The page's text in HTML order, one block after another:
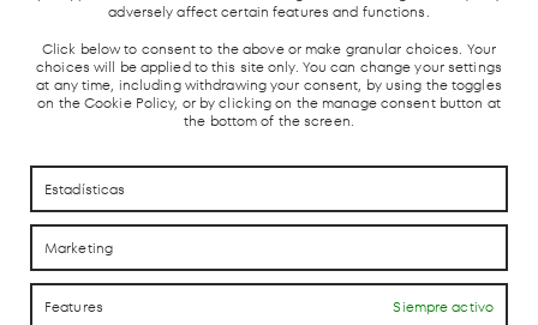
adversely affect certain features and functions.
Click below to consent to the above or make granular choices. Your
choices will be applied to this site only. You can change your settings
at any time, including withdrawing your consent, by using the toggles
on the Cookie Policy, or by clicking on the manage consent button at
the bottom of the screen.
Estadísticas
Marketing
Features
Siempre activo
CÓMO LLEGAR
CÓMO LLEGAR
CONTACTO
CONTACTO